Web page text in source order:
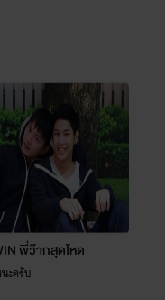
วน้อยน้ำฝนกับชีวิตผจญ
ทรักร้อนแรงตาม
พี่ว๊ากสุดโหด
ะครับ